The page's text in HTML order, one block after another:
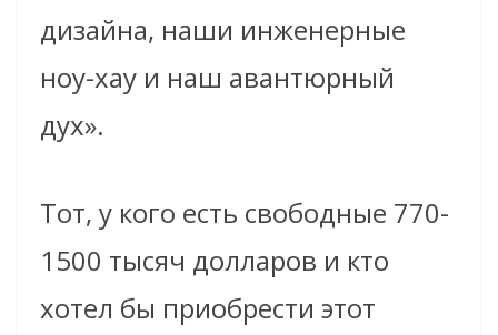
дизайна, наши инженерные
ноу-хау и наш авантюрный
дух».
Тот, у кого есть свободные 770-
1500 тысяч долларов и кто
хотел бы приобрести этот